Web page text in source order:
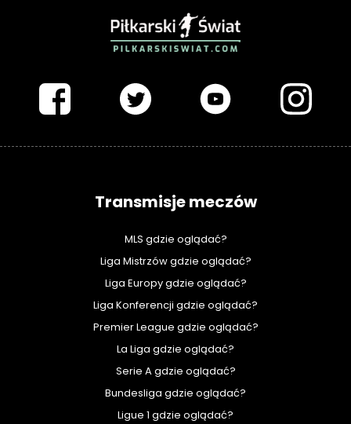
Transmisje meczów
MLS gdzie oglądać?
Liga Mistrzów gdzie oglądać?
Liga Europy gdzie oglądać?
Liga Konferencji gdzie oglądać?
Premier League gdzie oglądać?
La Liga gdzie oglądać?
Serie A gdzie oglądać?
Bundesliga gdzie oglądać?
Ligue 1 gdzie oglądać?